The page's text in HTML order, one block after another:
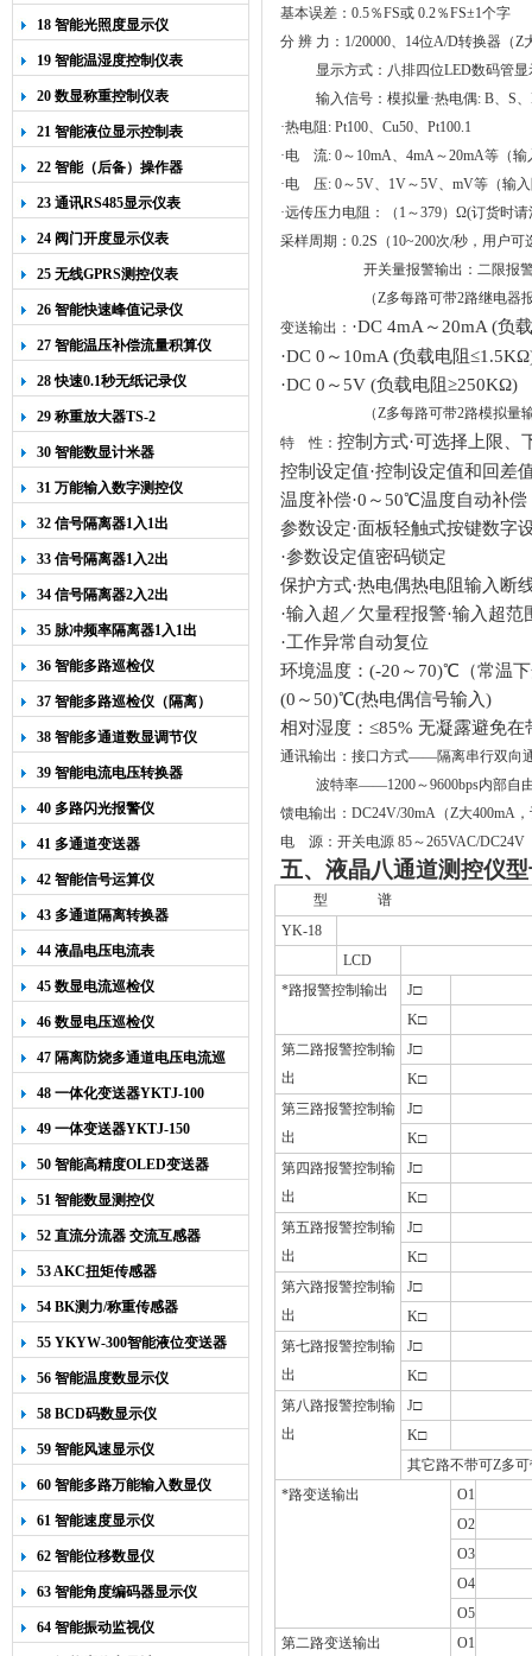
18 智能光照度显示仪
19 智能温湿度控制仪表
20 数显称重控制仪表
21 智能液位显示控制表
22 智能（后备）操作器
23 通讯RS485显示仪表
24 阀门开度显示仪表
25 无线GPRS测控仪表
26 智能快速峰值记录仪
27 智能温压补偿流量积算仪
28 快速0.1秒无纸记录仪
29 称重放大器TS-2
30 智能数显计米器
31 万能输入数字测控仪
32 信号隔离器1入1出
33 信号隔离器1入2出
34 信号隔离器2入2出
35 脉冲频率隔离器1入1出
36 智能多路巡检仪
37 智能多路巡检仪（隔离）
38 智能多通道数显调节仪
39 智能电流电压转换器
40 多路闪光报警仪
41 多通道变送器
42 智能信号运算仪
43 多通道隔离转换器
44 液晶电压电流表
45 数显电流巡检仪
46 数显电压巡检仪
47 隔离防烧多通道电压电流巡
检仪
48 一体化变送器YKTJ-100
49 一体变送器YKTJ-150
50 智能高精度OLED变送器
YK-218
51 智能数显测控仪
52 直流分流器 交流互感器
53 AKC扭矩传感器
54 BK测力/称重传感器
55 YKYW-300智能液位变送器
56 智能温度数显示仪
58 BCD码数显示仪
59 智能风速显示仪
60 智能多路万能输入数显仪
61 智能速度显示仪
62 智能位移数显仪
63 智能角度编码器显示仪
64 智能振动监视仪
基本误差： 0.5％FS或 0.2％FS±1个字
分 辨 力： 1/20000、 14位A/D转换器（Z
显示方式：八排四位LED数码管显
输入信号：模拟量·热电偶: B、 S、
·热电阻 : Pt100、 Cu50、 Pt100.1
·电 流: 0～ 10mA、 4mA～20mA等（输
·电 压: 0～5V、 1V～5V、 mV等（输
·远传压力电阻：（ 1 ～379）Ω(订货时请
采样周期： 0.2S （ 10~200次/秒，用户可
开关量报警输出：二限报
（Z多每路可带2路继电器
变送输出： ·DC 4mA～20mA (负
·DC 0～10mA (负载电阻
·DC 0～5V (负载电阻≥250KΩ)
（Z多每路可带2路模拟量
特
性： 控制方式·可选择上限、
控制设定值·控制设定值和回差
温度补偿·0～50℃温度自动补偿
参数设定·面板轻触式按键数字
·参数设定值密码锁定
保护方式·热电偶热电阻输入断
·输入超／欠量程报警·输入超范
·工作异常自动复位
环境温度：(-20 ～ 70)℃（常温
(0 ～50)℃(热电偶信号输入)
相对湿度：≤85% 无凝露避免
通讯输出：接口方式——隔离串行双向
波特率——1200～9600bps内部自
馈电输出： DC24V/30mA （Z大400mA
电
源：开关电源 85～265VAC/DC24V
五、液晶八通道测控仪
型
谱
YK-18
LCD
*路报警控制输出
J□
K□
第二路报警控制输
出
J□
K□
第三路报警控制输
出
J□
K□
第四路报警控制输
出
J□
K□
第五路报警控制输
出
J□
K□
第六路报警控制输
出
J□
K□
第七路报警控制输
出
J□
K□
第八路报警控制输
出
J□
K□
其它路不带可Z多
*路变送输出
O1
O2
O3
O4
O5
第二路变送输出
O1